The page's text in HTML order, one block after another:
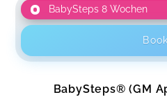
BabySteps 8 Wochen
Book
BabySteps® (GM